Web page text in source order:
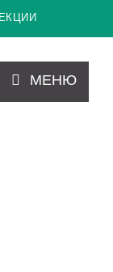
МЕНЮ